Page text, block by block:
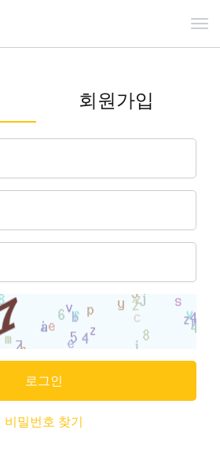
회원가입
로그인
비밀번호 찾기